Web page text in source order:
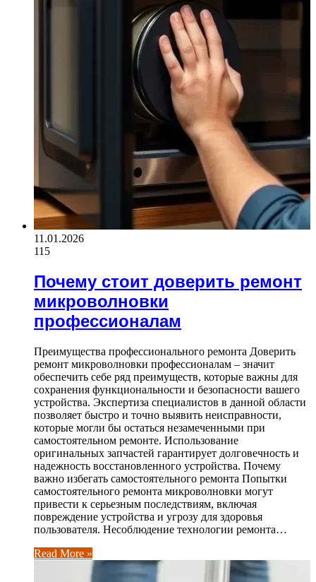
11.01.2026
115
Почему стоит доверить ремонт
микроволновки
профессионалам
Преимущества профессионального ремонта Доверить
ремонт микроволновки профессионалам – значит
обеспечить себе ряд преимуществ, которые важны для
сохранения функциональности и безопасности вашего
устройства. Экспертиза специалистов в данной области
позволяет быстро и точно выявить неисправности,
которые могли бы остаться незамеченными при
самостоятельном ремонте. Использование
оригинальных запчастей гарантирует долговечность и
надежность восстановленного устройства. Почему
важно избегать самостоятельного ремонта Попытки
самостоятельного ремонта микроволновки могут
привести к серьезным последствиям, включая
повреждение устройства и угрозу для здоровья
пользователя. Несоблюдение технологии ремонта…
Read More »